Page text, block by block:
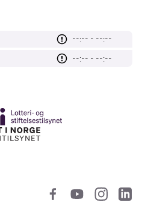
--:-- - --:--
--:-- - --:--